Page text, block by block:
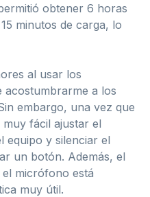
obtener 6 horas
minutos de carga, lo
al usar los
a los
embargo, una vez que
fácil ajustar el
equipo y silenciar el
un botón. Además, el
micrófono está
muy útil.